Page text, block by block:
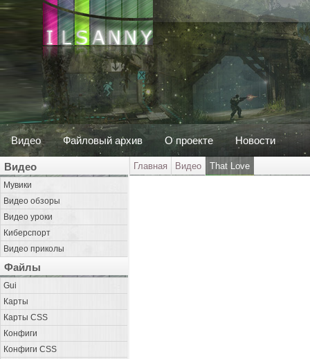
Видео Файловый архив О проекте Новости
Видео
Мувики
Видео обзоры
Видео уроки
Киберспорт
Видео приколы
Файлы
Gui
Карты
Карты CSS
Конфиги
Конфиги CSS
Главная Видео That Love